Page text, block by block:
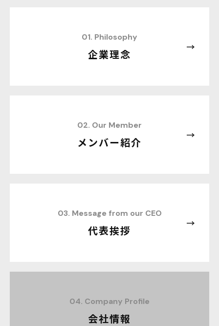
01. Philosophy
企業理念
02. Our Member
メンバー紹介
03. Message from our CEO
代表挨拶
04. Company Profile
会社情報